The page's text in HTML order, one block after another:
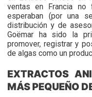
ventas en Francia
esperaban (por una
distribución y de
Goëmar ha sido la
promover, registrar y
de algas como un
EXTRACTOS
MÁS PEQUEÑO